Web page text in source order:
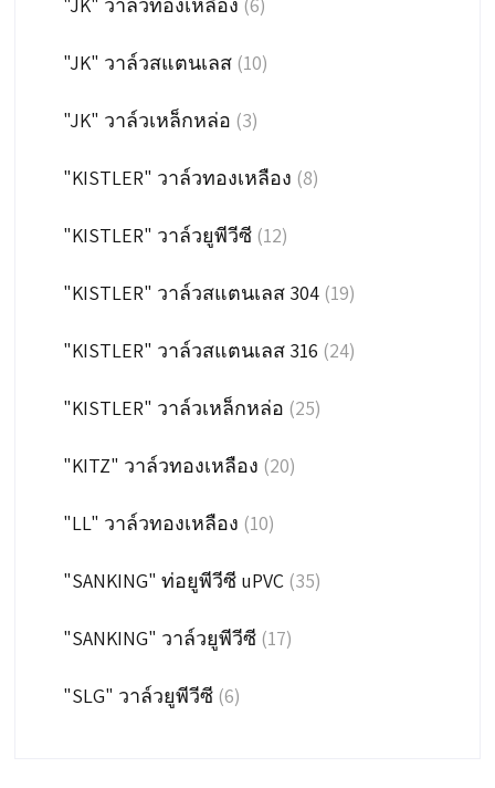
"JK" วาล์วสแตนเลส (10)
"JK" วาล์วเหล็กหล่อ (3)
"KISTLER" วาล์วทองเหลือง (8)
"KISTLER" วาล์วยูพีวีซี (12)
"KISTLER" วาล์วสแตนเลส 304 (19)
"KISTLER" วาล์วสแตนเลส 316 (24)
"KISTLER" วาล์วเหล็กหล่อ (25)
"KITZ" วาล์วทองเหลือง (20)
"LL" วาล์วทองเหลือง (10)
"SANKING" ท่อยูพีวีซี uPVC (35)
"SANKING" วาล์วยูพีวีซี (17)
"SLG" วาล์วยูพีวีซี (6)